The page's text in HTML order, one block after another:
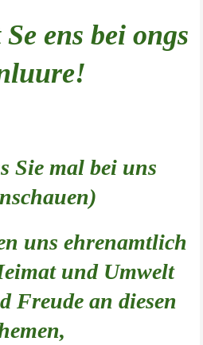
ens bei ongs
Sie mal bei uns
uns ehrenamtlich
und Umwelt
Freude an diesen